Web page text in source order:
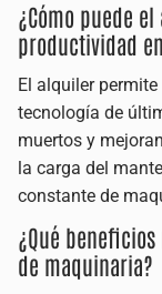
¿Cómo puede
productividad
El alquiler
tecnología de
muertos y
la carga del
constante de
¿Qué
de maquinaria?